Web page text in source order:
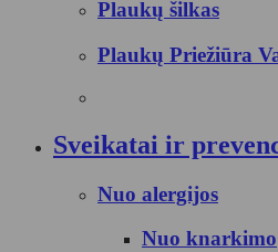
Plaukų šilkas
Plaukų Priežiūra
Sveikatai ir
Nuo alergijos
Nuo knarkimo